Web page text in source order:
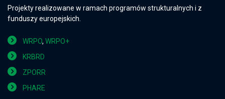
Projekty realizowane w ramach programów strukturalnych i z
funduszy europejskich.
WRPO, WRPO+
KRBRD
ZPORR
PHARE